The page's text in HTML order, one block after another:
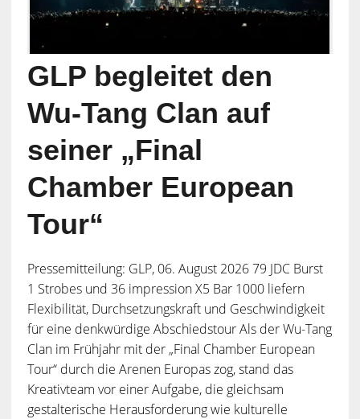
GLP begleitet den
Wu-Tang Clan auf
seiner „Final
Chamber European
Tour“
Pressemitteilung: GLP, 06. August 2026 79 JDC Burst
1 Strobes und 36 impression X5 Bar 1000 liefern
Flexibilität, Durchsetzungskraft und Geschwindigkeit
für eine denkwürdige Abschiedstour Als der Wu-Tang
Clan im Frühjahr mit der „Final Chamber European
Tour“ durch die Arenen Europas zog, stand das
Kreativteam vor einer Aufgabe, die gleichsam
gestalterische Herausforderung wie kulturelle